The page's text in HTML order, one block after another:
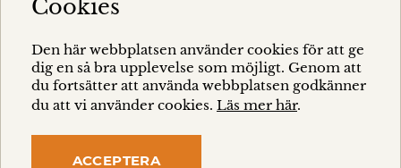
fönster
fönster
Adress
Hästholmsvägen 32
131 30 Nacka
Cookies
Den här webbplatsen använder cookies för att ge
dig en så bra upplevelse som möjligt. Genom att
du fortsätter att använda webbplatsen godkänner
du att vi använder cookies. Läs mer här.
ACCEPTERA